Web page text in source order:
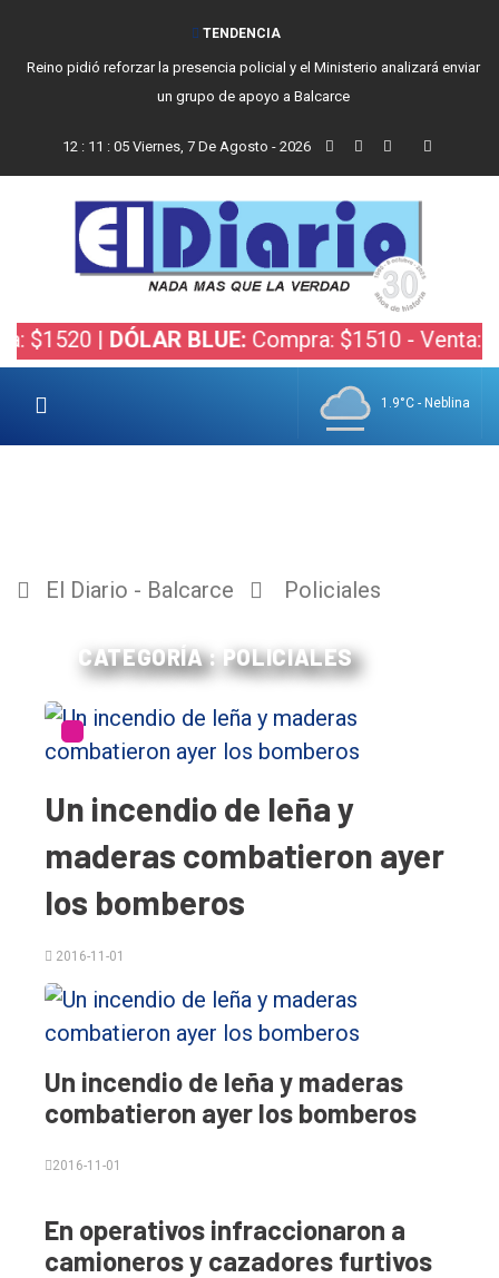
TENDENCIA
Reino pidió reforzar la presencia policial y el Ministerio analizará enviar
un grupo de apoyo a Balcarce
12: 11 : 05 Viernes, 7 De Agosto - 2026
|DÓLAR BLUE:Compra: $1510 - Venta:
1.9°C - Neblina
El
único
DIARIO
Balcarce
Tendencia
El Diario - Balcarce Policiales
CATEGORÍA : POLICIALES
Un incendio de leña y
maderas combatieron ayer
los bomberos
2016-11-01
Un incendio de leña y maderas
combatieron ayer los bomberos
2016-11-01
En operativos infraccionaron a
camioneros y cazadores furtivos